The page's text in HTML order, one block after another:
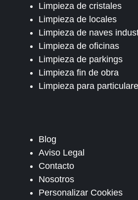
Limpieza de cristales
Limpieza de locales
Limpieza de naves
Limpieza de oficinas
Limpieza de parkings
Limpieza fin de obra
Limpieza para
Blog
Aviso Legal
Contacto
Nosotros
Personalizar Cookies